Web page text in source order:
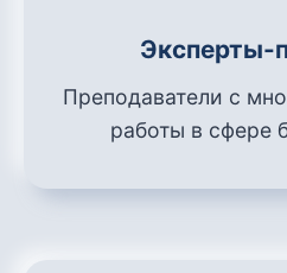
Эксперты-
Преподаватели с
работы в сфере